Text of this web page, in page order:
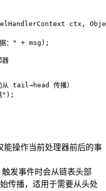
ctx,
：" + msg);
器
从 tail→head 传播）
" );
能操作当前处理器前后的事
触发事件时会从链表头部
传播，适用于需要从头处